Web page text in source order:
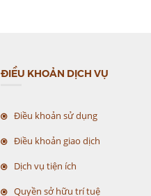
ĐIỀU KHOẢN DỊCH VỤ
Điều khoản sử dụng
Điều khoản giao dịch
Dịch vụ tiện ích
Quyền sở hữu trí tuệ